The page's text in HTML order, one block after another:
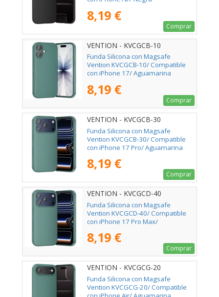
8,19 €
Comprar
VENTION - KVCGCB-10
Funda Silicona con Magsafe
Vention KVCGCB-10/ Compatible
con iPhone 17/ Aguamarina
8,19 €
Comprar
VENTION - KVCGCB-30
Funda Silicona con Magsafe
Vention KVCGCB-30/ Compatible
con iPhone 17 Pro/ Aguamarina
8,19 €
Comprar
VENTION - KVCGCD-40
Funda Silicona con Magsafe
Vention KVCGCD-40/ Compatible
con iPhone 17 Pro Max/
8,19 €
Comprar
VENTION - KVCGCG-20
Funda Silicona con Magsafe
Vention KVCGCG-20/ Compatible